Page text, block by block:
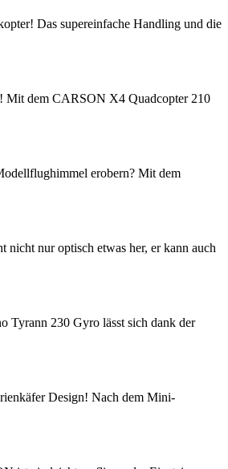
Das supereinfache Handling und die
Mit dem CARSON X4 Quadcopter 210
erobern? Mit dem
nur optisch etwas her, er kann auch
230 Gyro lässt sich dank der
Design! Nach dem Mini-